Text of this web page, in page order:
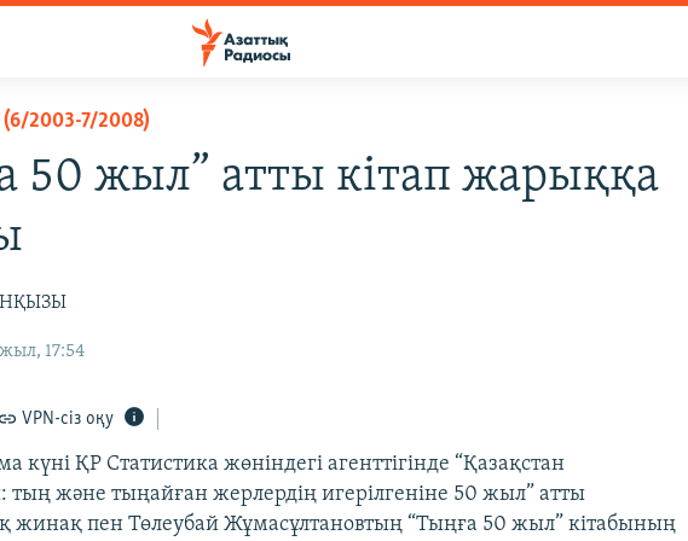
2003-7/2008)
50 жыл” атты кітап жарыққа
17:54
VPN-сіз оқу
күні ҚР Статистика жөніндегі агенттігінде “Қазақстан
тың және тыңайған жерлердің игерілгеніне 50 жыл” атты
жинақ пен Төлеубай Жұмасұлтановтың “Тыңға 50 жыл” кітабының